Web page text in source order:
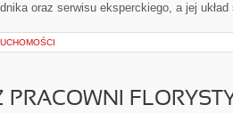
oraz serwisu eksperckiego, a jej
PRACOWNI